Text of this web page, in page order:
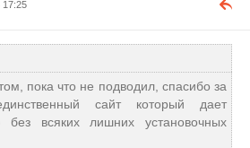
17:25
пока что не подводил, спасибо за
сайт который дает
всяких лишних установочных